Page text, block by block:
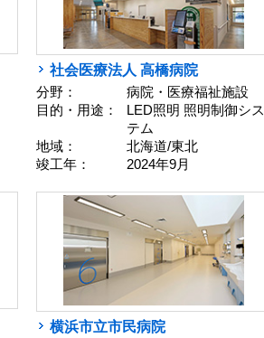
社会医療法人 高橋病院
分野：
病院・医療福祉施設
目的・用途：
LED照明 照明制御シス
テム
地域：
北海道/東北
竣工年：
2024年9月
横浜市立市民病院